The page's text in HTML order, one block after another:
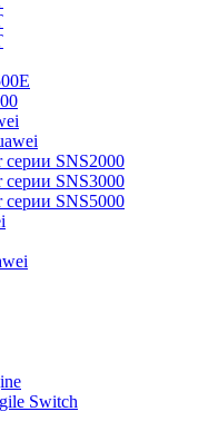
SNS2000
SNS3000
SNS5000
Switch